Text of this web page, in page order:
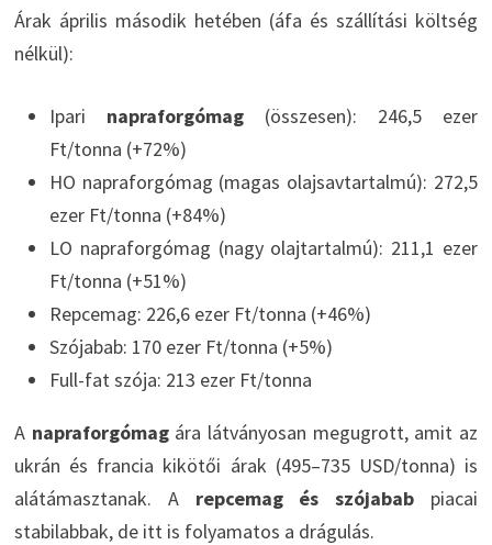
Árak április második hetében (áfa és szállítási költség
nélkül):
Ipari napraforgómag (összesen): 246,5 ezer
Ft/tonna (+72%)
HO napraforgómag (magas olajsavtartalmú): 272,5
ezer Ft/tonna (+84%)
LO napraforgómag (nagy olajtartalmú): 211,1 ezer
Ft/tonna (+51%)
Repcemag: 226,6 ezer Ft/tonna (+46%)
Szójabab: 170 ezer Ft/tonna (+5%)
Full-fat szója: 213 ezer Ft/tonna
A napraforgómag ára látványosan megugrott, amit az
ukrán és francia kikötői árak (495–735 USD/tonna) is
alátámasztanak. A repcemag és szójabab piacai
stabilabbak, de itt is folyamatos a drágulás.